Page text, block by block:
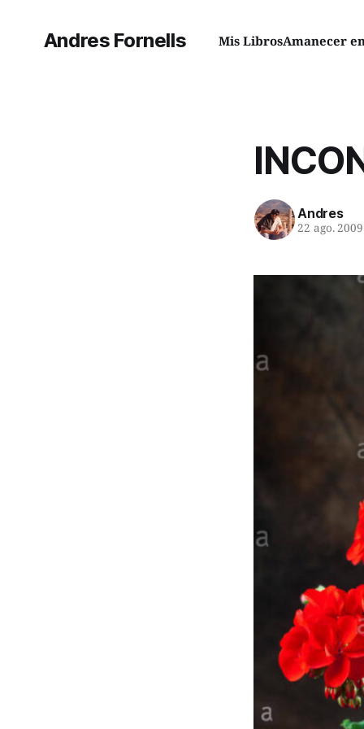
Andres Fornells Mis LibrosAmanecer
Andres
22 ago. 2009